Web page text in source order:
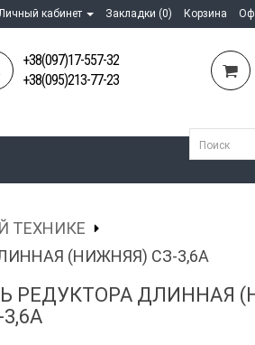
кабинет Закладки (0) Корзина
+38(097)17-557-32
+38(095)213-77-23
ТЕХНИКЕ
(НИЖНЯЯ) СЗ-3,6А
РЕДУКТОРА ДЛИННАЯ